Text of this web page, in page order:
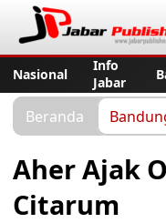
Nasional
Info
Jabar
Beranda
Aher Ajak
Citarum